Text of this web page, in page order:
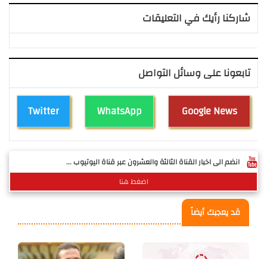
شاركنا رأيك في التعليقات
تابعونا على وسائل التواصل
Twitter WhatsApp Google News
انضم الى اخبار القناة الثالثة والعشرون عبر قناة اليوتيوب ...
اضغط هنا
قد يعجبك أيضاً